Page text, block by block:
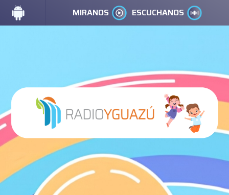
MIRANOS ESCUCHANOS